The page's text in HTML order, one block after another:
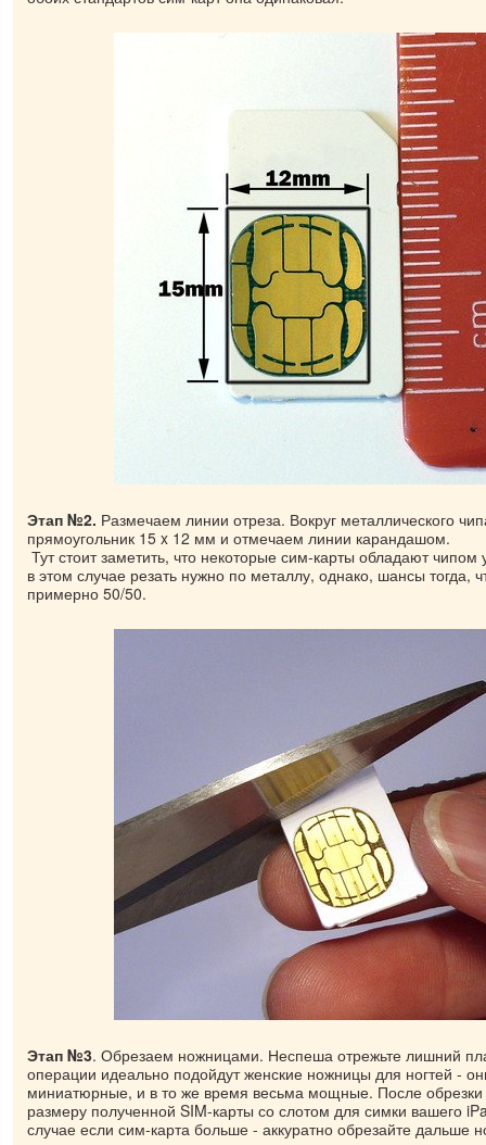
Этап №2. Размечаем линии отреза. Вокруг металлического
прямоугольник 15 x 12 мм и отмечаем линии карандашом.
Тут стоит заметить, что некоторые сим-карты обладают чипом
в этом случае резать нужно по металлу, однако, шансы тогда,
примерно 50/50.
Этап №3. Обрезаем ножницами. Неспеша отрежьте лишний
операции идеально подойдут женские ножницы для ногтей -
миниатюрные, и в то же время весьма мощные. После обрезки
размеру полученной SIM-карты со слотом для симки вашего
случае если сим-карта больше - аккуратно обрезайте дальше